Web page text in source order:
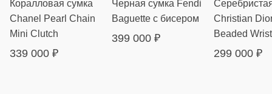
Коралловая сумка
Chanel Pearl Chain
Mini Clutch
339 000 ₽
Черная сумка Fendi
Baguette с бисером
399 000 ₽
Christian
Beaded
299 000 ₽